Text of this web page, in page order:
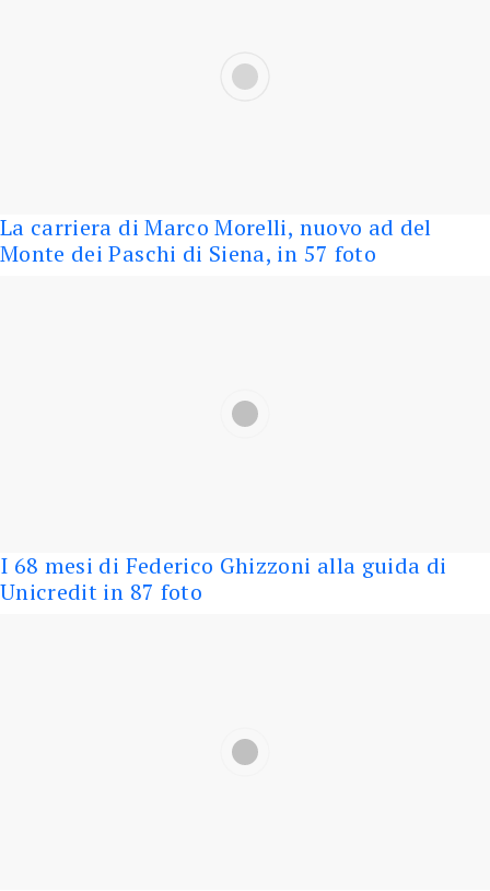
La carriera di Marco Morelli, nuovo ad del
Monte dei Paschi di Siena, in 57 foto
I 68 mesi di Federico Ghizzoni alla guida di
Unicredit in 87 foto